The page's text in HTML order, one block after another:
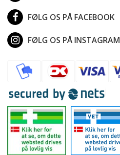
FØLG OS PÅ FACEBOOK
FØLG OS PÅ INSTAGRAM